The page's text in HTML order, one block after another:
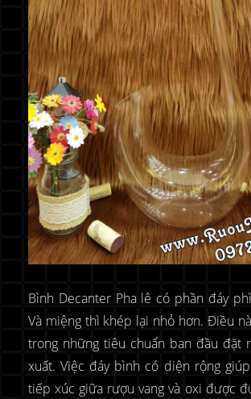
Bình Decanter Pha lê có phần đáy
Và miệng thì khép lại nhỏ hơn. Điều
trong những tiêu chuẩn ban đầu đặt
xuất. Việc đáy bình có diện rộng
tiếp xúc giữa rượu vang và oxi được